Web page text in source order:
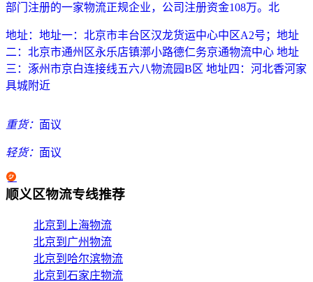
部门注册的一家物流正规企业，公司注册资金108万。北
地址： 地址一：北京市丰台区汉龙货运中心中区A2号；地址
二：北京市通州区永乐店镇漷小路德仁务京通物流中心 地址
三：涿州市京白连接线五六八物流园B区 地址四：河北香河家
具城附近
重货： 面议
轻货： 面议
顺义区物流专线推荐
北京到上海物流
北京到广州物流
北京到哈尔滨物流
北京到石家庄物流